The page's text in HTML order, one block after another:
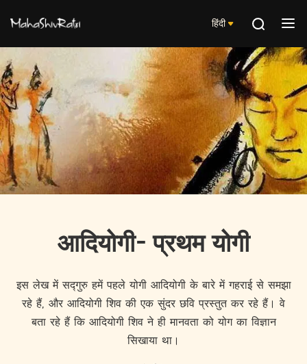
हिंदी
आदियोगी- प्रथम योगी
इस लेख में सद्गुरु हमें पहले योगी आदियोगी के बारे में गहराई से समझा
रहे हैं, और आदियोगी शिव की एक सुंदर छवि प्रस्तुत कर रहे हैं। वे
बता रहे हैं कि आदियोगी शिव ने ही मानवता को योग का विज्ञान
सिखाया था।